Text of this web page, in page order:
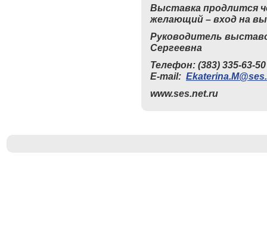
Выставка продлится
желающий – вход на
Руководитель
Сергеевна
Телефон: (383) 335-63-50
E-mail: Ekaterina.M@ses.
www.ses.net.ru